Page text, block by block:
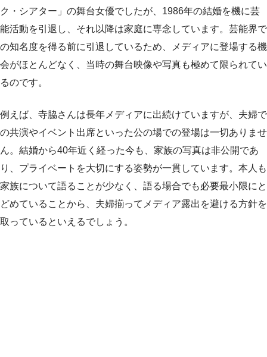
ク・シアター」の舞台女優でしたが、1986年の結婚を機に芸
能活動を引退し、それ以降は家庭に専念しています。芸能界で
の知名度を得る前に引退しているため、メディアに登場する機
会がほとんどなく、当時の舞台映像や写真も極めて限られてい
るのです。
例えば、寺脇さんは長年メディアに出続けていますが、夫婦で
の共演やイベント出席といった公の場での登場は一切ありませ
ん。結婚から40年近く経った今も、家族の写真は非公開であ
り、プライベートを大切にする姿勢が一貫しています。本人も
家族について語ることが少なく、語る場合でも必要最小限にと
どめていることから、夫婦揃ってメディア露出を避ける方針を
取っているといえるでしょう。